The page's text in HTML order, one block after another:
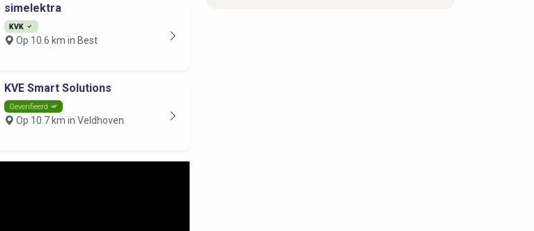
simelektra
KVK
Op 10.6 km in Best
KVE Smart Solutions
Geverifieerd
Op 10.7 km in Veldhoven